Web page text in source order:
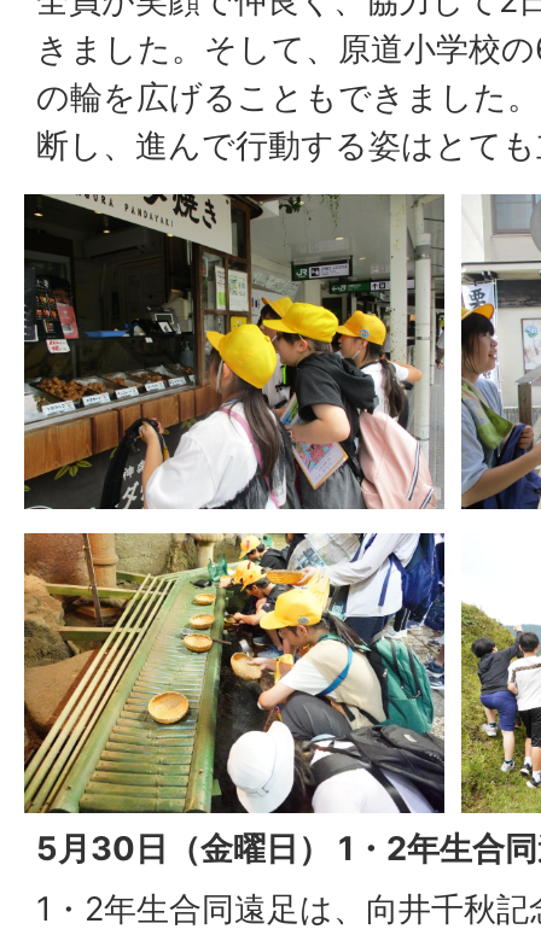
きました。そして、原道小学校
の輪を広げることもできました
断し、進んで行動する姿はとて
5月30日（金曜日） 1・2年生合
1・2年生合同遠足は、向井千秋